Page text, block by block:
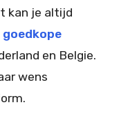
kan je altijd
goedkope
en Belgie.
wens